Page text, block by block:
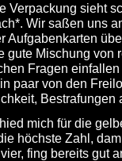
Verpackung sieht
Wir saßen uns
Aufgabenkarten
gute Mischung von
Fragen
paar von den
Bestrafungen
mich für die
höchste Zahl,
fing bereits gut